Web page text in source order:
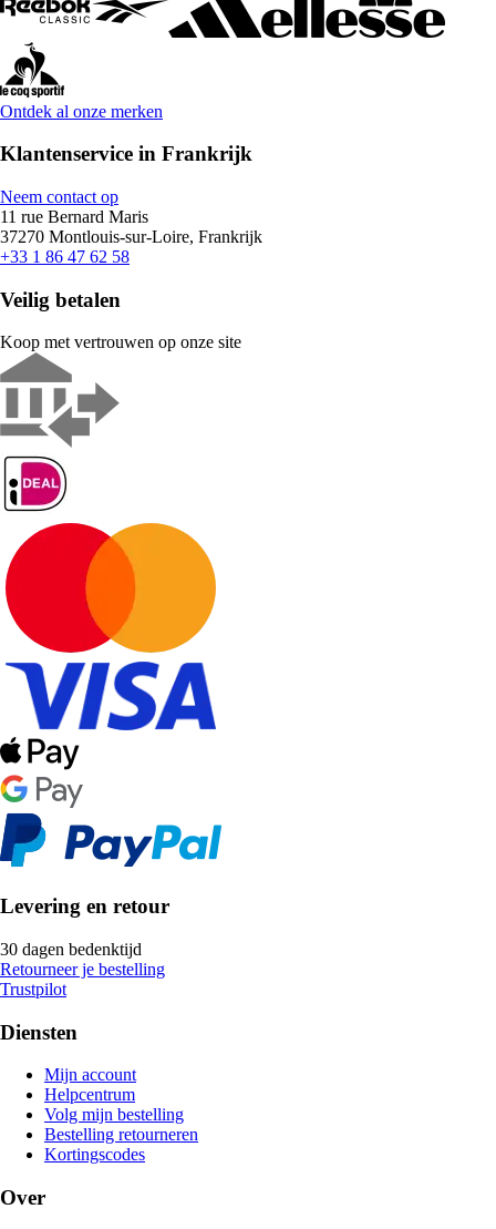
Ontdek al onze merken
Klantenservice in Frankrijk
Neem contact op
11 rue Bernard Maris
37270 Montlouis-sur-Loire, Frankrijk
+33 1 86 47 62 58
Veilig betalen
Koop met vertrouwen op onze site
Levering en retour
30 dagen bedenktijd
Retourneer je bestelling
Trustpilot
Diensten
Mijn account
Helpcentrum
Volg mijn bestelling
Bestelling retourneren
Kortingscodes
Over